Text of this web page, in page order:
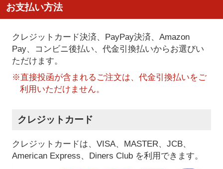
お支払い方法
クレジットカード決済、PayPay決済、Amazon
Pay、コンビニ後払い、代金引換払いからお選びい
ただけます。
※直接投函が含まれるご注文は、代金引換払いをご
利用いただけません。
クレジットカード
クレジットカードは、VISA、MASTER、JCB、
American Express、Diners Club を利用できます。